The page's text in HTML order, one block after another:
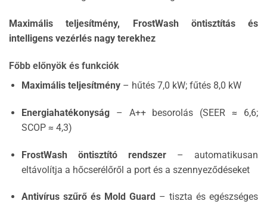
Maximális teljesítmény, FrostWash öntisztítás és
intelligens vezérlés nagy terekhez
Főbb előnyök és funkciók
Maximális teljesítmény– hűtés 7,0 kW; fűtés 8,0 kW
Energiahatékonyság– A++ besorolás (SEER ≈ 6,6;
SCOP ≈ 4,3)
FrostWash öntisztító rendszer– automatikusan
eltávolítja a hőcserélőről a port és a szennyeződéseket
Antivírus szűrő és Mold Guard – tiszta és egészséges